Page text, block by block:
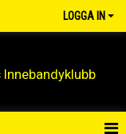
LOGGA IN
Innebandyklubb